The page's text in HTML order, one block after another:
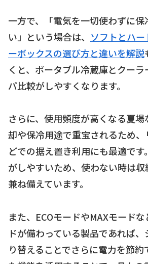
一方で、「電気を一切使わずに
い」という場合は、 ソフトとハ
ーボックスの選び方と違いを解説
くと、ポータブル冷蔵庫とクー
パ比較がしやすくなります。
さらに、使用頻度が高くなる夏
却や保冷用途で重宝されるため
どでの据え置き利用にも最適で
がしやすいため、使わない時は
兼ね備えています。
また、ECOモードやMAXモード
ドが備わっている製品であれば
り替えることでさらに電力を節約